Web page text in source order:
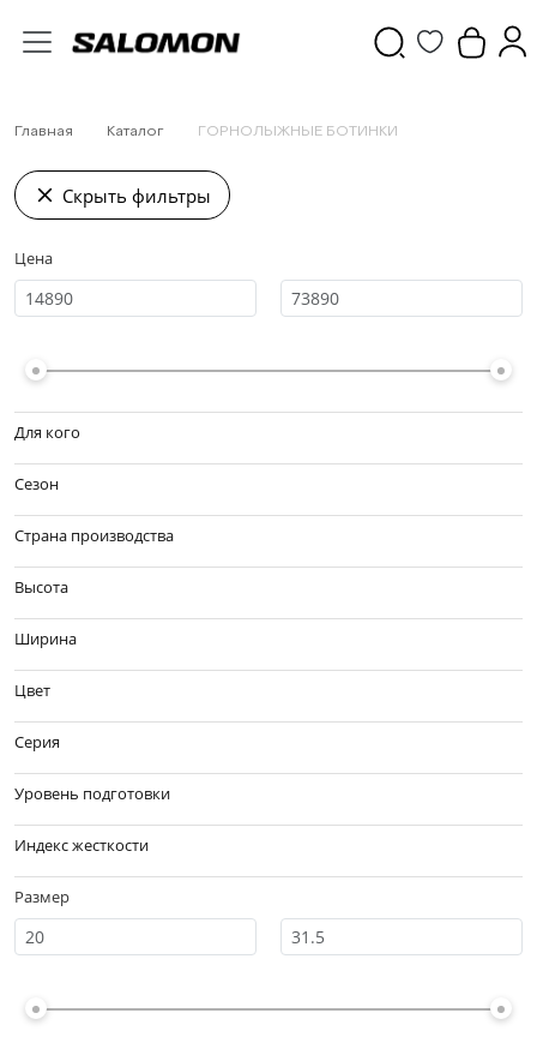
Главная Каталог ГОРНОЛЫЖНЫЕ БОТИНКИ
Скрыть фильтры
Цена
Для кого
Сезон
Страна производства
Высота
Ширина
Цвет
Серия
Уровень подготовки
Индекс жесткости
Размер